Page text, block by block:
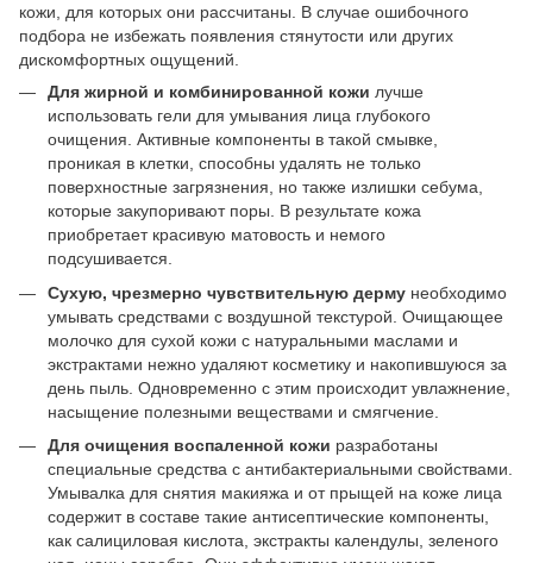
кожи, для которых они рассчитаны. В случае ошибочного
подбора не избежать появления стянутости или других
дискомфортных ощущений.
Для жирной и комбинированной кожи лучше
использовать гели для умывания лица глубокого
очищения. Активные компоненты в такой смывке,
проникая в клетки, способны удалять не только
поверхностные загрязнения, но также излишки себума,
которые закупоривают поры. В результате кожа
приобретает красивую матовость и немого
подсушивается.
Сухую, чрезмерно чувствительную дерму необходимо
умывать средствами с воздушной текстурой. Очищающее
молочко для сухой кожи с натуральными маслами и
экстрактами нежно удаляют косметику и накопившуюся за
день пыль. Одновременно с этим происходит увлажнение,
насыщение полезными веществами и смягчение.
Для очищения воспаленной кожи разработаны
специальные средства с антибактериальными свойствами.
Умывалка для снятия макияжа и от прыщей на коже лица
содержит в составе такие антисептические компоненты,
как салициловая кислота, экстракты календулы, зеленого